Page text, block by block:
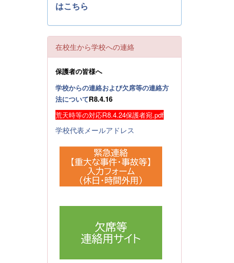
はこちら
在校生から学校への連絡
保護者の皆様へ
学校からの連絡および欠席等の連絡方
法についてR8.4.16
荒天時等の対応R8.4.24保護者宛.pdf
学校代表メールアドレス